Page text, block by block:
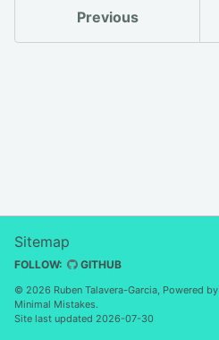
Previous
Sitemap
FOLLOW: GITHUB
© 2026 Ruben Talavera-Garcia, Powered by
Minimal Mistakes.
Site last updated 2026-07-30